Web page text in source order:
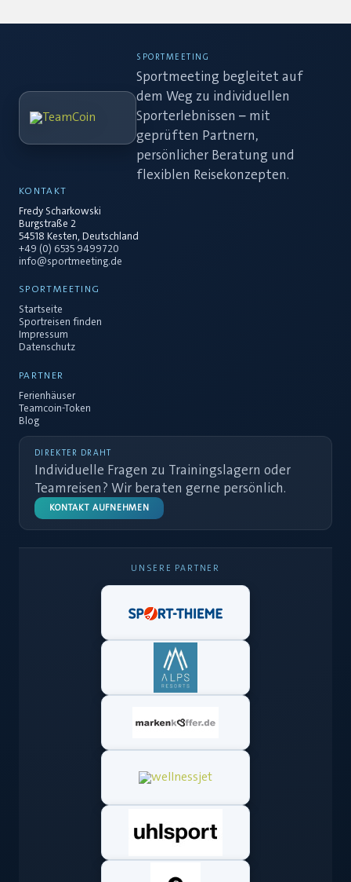
SPORTMEETING
Sportmeeting begleitet auf
dem Weg zu individuellen
Sporterlebnissen – mit
geprüften Partnern,
persönlicher Beratung und
flexiblen Reisekonzepten.
KONTAKT
Fredy Scharkowski
Burgstraße 2
54518 Kesten, Deutschland
+49 (0) 6535 9499720
info@sportmeeting.de
SPORTMEETING
Startseite
Sportreisen finden
Impressum
Datenschutz
PARTNER
Ferienhäuser
Teamcoin-Token
Blog
DIREKTER DRAHT
Individuelle Fragen zu Trainingslagern oder
Teamreisen? Wir beraten gerne persönlich.
KONTAKT AUFNEHMEN
UNSERE PARTNER